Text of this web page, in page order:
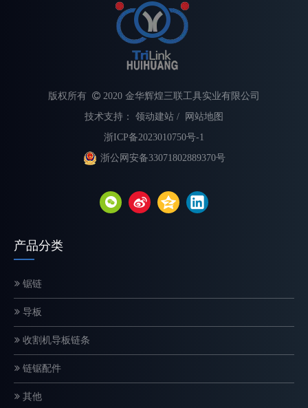
选择合适的链锯链对于最大限度地提高切割速度、提高安全性和延
版权所有  2020 金华辉煌三联工具实业有限公司
技术支持： 领动建站 /
网站地图
浙ICP备2023010750号-1
浙公网安备33071802889370号
产品分类
锯链
导板
收割机导板链条
链锯配件
其他